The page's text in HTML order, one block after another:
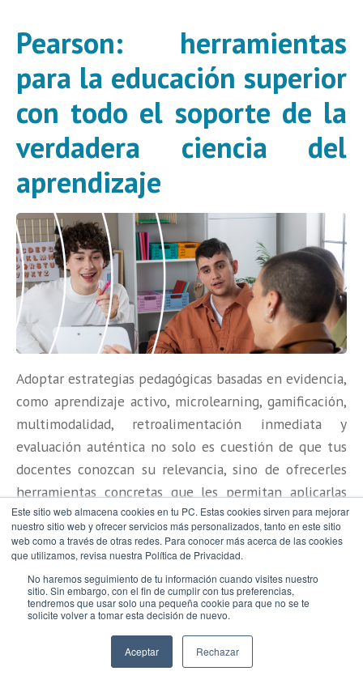
Este sitio web almacena cookies en tu PC. Estas cookies sirven para mejorar
nuestro sitio web y ofrecer servicios más personalizados, tanto en este sitio
web como a través de otras redes. Para conocer más acerca de las cookies
que utilizamos, revisa nuestra Política de Privacidad.
No haremos seguimiento de tu información cuando visites nuestro
sitio. Sin embargo, con el fin de cumplir con tus preferencias,
tendremos que usar solo una pequeña cookie para que no se te
solicite volver a tomar esta decisión de nuevo.
Aceptar Rechazar
Pearson: herramientas
para la educación superior
con todo el soporte de la
verdadera ciencia del
aprendizaje
Adoptar estrategias pedagógicas basadas en evidencia,
como aprendizaje activo, microlearning, gamificación,
multimodalidad, retroalimentación inmediata y
evaluación auténtica no solo es cuestión de que tus
docentes conozcan su relevancia, sino de ofrecerles
herramientas concretas que les permitan aplicarlas
adecuadamente.
LasSoluciones de Pearson para la formación superior
se diseñan precisamente con este propósito: apoyar al
docente en la implementación de metodologías
efectivas y facilitar que estudiantes de la Generación
Z y Alpha encuentren rutas claras, motivadoras y
personalizadas para aprender. ¡Te invitamos a